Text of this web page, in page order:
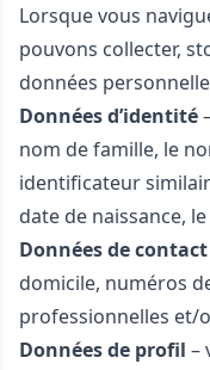
Lorsque vous
pouvons collecter,
données
Données d’identité
nom de famille, le
identificateur
date de naissance,
Données de contact
domicile, numéros
professionnelles et/
Données de profil –